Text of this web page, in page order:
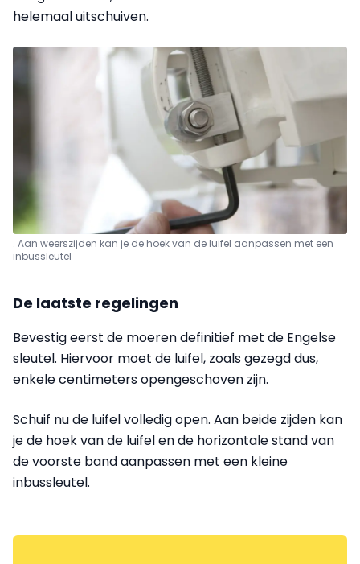
helemaal uitschuiven.
. Aan weerszijden kan je de hoek van de luifel aanpassen met een
inbussleutel
De laatste regelingen
Bevestig eerst de moeren definitief met de Engelse
sleutel. Hiervoor moet de luifel, zoals gezegd dus,
enkele centimeters opengeschoven zijn.
Schuif nu de luifel volledig open. Aan beide zijden kan
je de hoek van de luifel en de horizontale stand van
de voorste band aanpassen met een kleine
inbussleutel.